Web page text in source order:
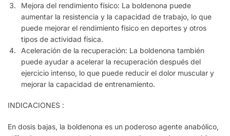
Mejora del rendimiento físico: La boldenona puede
aumentar la resistencia y la capacidad de trabajo, lo que
puede mejorar el rendimiento físico en deportes y otros
tipos de actividad física.
Aceleración de la recuperación: La boldenona también
puede ayudar a acelerar la recuperación después del
ejercicio intenso, lo que puede reducir el dolor muscular y
mejorar la capacidad de entrenamiento.
INDICACIONES :
En dosis bajas, la boldenona es un poderoso agente anabólico,